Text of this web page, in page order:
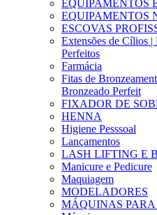
EQUIPAMENTOS
EQUIPAMENTOS
ESCOVAS
Extensões de Cílios
Perfeitos
Farmácia
Fitas de
Bronzeado Perfeit
FIXADOR DE
HENNA
Higiene Pesssoal
Lançamentos
LASH LIFTING E
Manicure e Pedicure
Maquiagem
MODELADORES
MÁQUINAS